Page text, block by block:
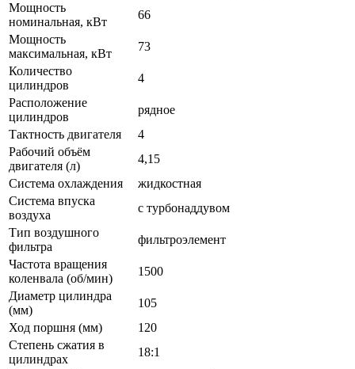
Мощность
номинальная, кВт
66
Мощность
максимальная, кВт
73
Количество
цилиндров
4
Расположение
цилиндров
рядное
Тактность двигателя
4
Рабочий объём
двигателя (л)
4,15
Система охлаждения
жидкостная
Система впуска
воздуха
с турбонаддувом
Тип воздушного
фильтра
фильтроэлемент
Частота вращения
коленвала (об/мин)
1500
Диаметр цилиндра
(мм)
105
Ход поршня (мм)
120
Степень сжатия в
цилиндрах
18:1